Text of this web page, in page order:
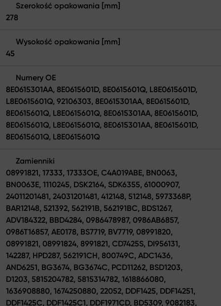
Szerokość opakowania [mm]
278
Wysokość opakowania [mm]
45
Numery OE
8E0615301AA, 8E0615601D, 8E0615601Q, L8E0615601D,
L8E0615601Q, 92106303, 8E0615301AA, 8E0615601D,
8E0615601Q, L8E0615601Q, 8E0615301AA, 8E0615601D,
8E0615601Q, L8E0615601Q, 8E0615301AA, 8E0615601D,
8E0615601Q, L8E0615601Q
Zamienniki
08991821, 17333, 17333OE, C4A019ABE, BN0063,
BN0063E, 1110245, DSK2164, SDK6355, 61000907,
24011201481, 24031201481, 412148, 512148, 5973368P,
BAR12148, 521392, 562191B, 562191BC, BDS1267,
ADV184322, BBD4284, 0986478987, 0986AB6857,
0986T16857, AE0178, BS7719, BV7719, 08991820,
08991821, 08991824, 8991821, CD7425S, DI956131,
142287, HPD287, 562191CH, 800749C, ADC1436,
AND6251, BG3674, BG3674C, PCD11262, BSD1203,
D1203, 5815204782, 5815314782, 1618866080,
1636908880, 1674250880, 22052, DDF1425, DDF14251,
DDF1425C, DDF1425C1, DDF1971CD, BD5309, 9082183,